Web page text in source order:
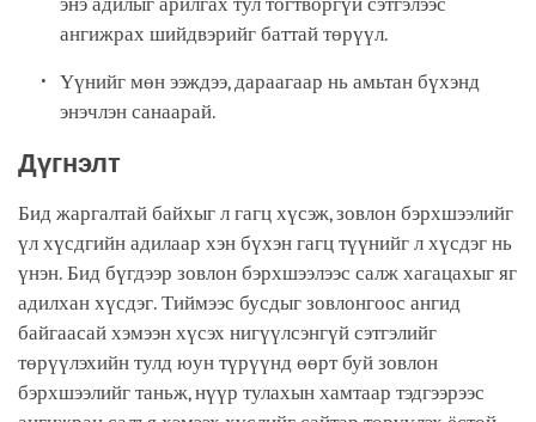
ангижрах шийдвэрийг баттай төрүүл.
Үүнийг мөн ээждээ, дараагаар нь амьтан бүхэнд
энэчлэн санаарай.
Дүгнэлт
Бид жаргалтай байхыг л гагц хүсэж, зовлон бэрхшээлийг
үл хүсдгийн адилаар хэн бүхэн гагц түүнийг л хүсдэг нь
үнэн. Бид бүгдээр зовлон бэрхшээлээс салж хагацахыг яг
адилхан хүсдэг. Тиймээс бусдыг зовлонгоос ангид
байгаасай хэмээн хүсэх нигүүлсэнгүй сэтгэлийг
төрүүлэхийн тулд юун түрүүнд өөрт буй зовлон
бэрхшээлийг таньж, нүүр тулахын хамтаар тэдгээрээс